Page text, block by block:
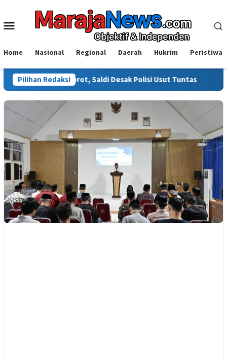
konten
Menu
Home Nasional Regional Daerah Hukrim Peristiwa
Pilihan Redaksi
Disorot, Saldi Desak Polisi Usut Tuntas Warga Sinjai